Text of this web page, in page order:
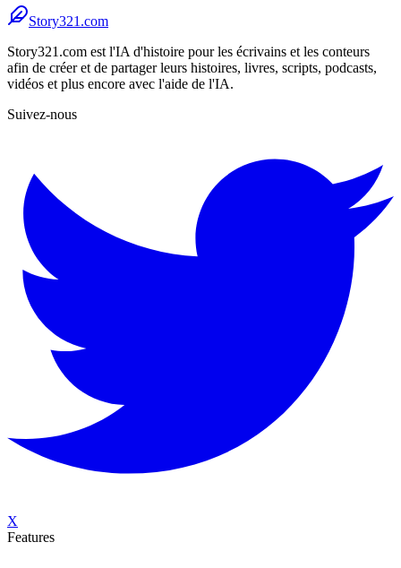
Story321.com
Story321.com est l'IA d'histoire pour les écrivains et les conteurs
afin de créer et de partager leurs histoires, livres, scripts, podcasts,
vidéos et plus encore avec l'aide de l'IA.
Suivez-nous
X
Features